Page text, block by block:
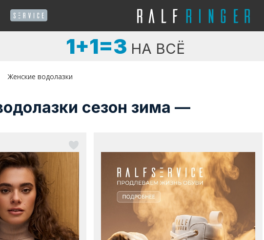
1+1=3 НА ВСЁ
Женские водолазки
сезон зима —